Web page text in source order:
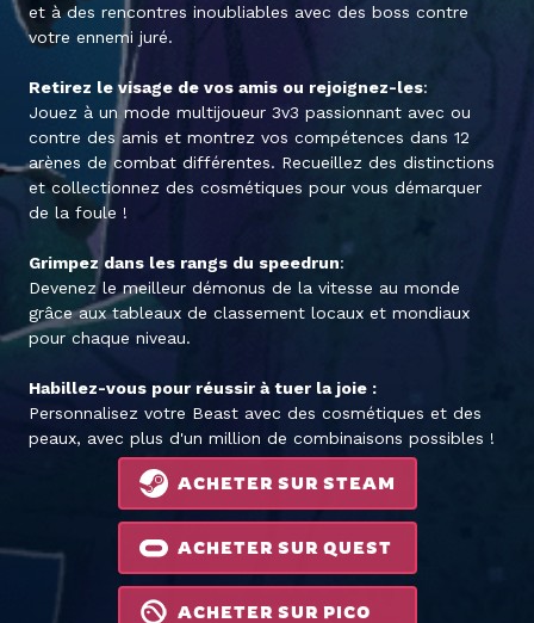
et à des rencontres inoubliables avec des boss contre
votre ennemi juré.
Retirez le visage de vos amis ou rejoignez-les:
Jouez à un mode multijoueur 3v3 passionnant avec ou
contre des amis et montrez vos compétences dans 12
arènes de combat différentes. Recueillez des distinctions
et collectionnez des cosmétiques pour vous démarquer
de la foule !
Grimpez dans les rangs du speedrun:
Devenez le meilleur démonus de la vitesse au monde
grâce aux tableaux de classement locaux et mondiaux
pour chaque niveau.
Habillez-vous pour réussir à tuer la joie :
Personnalisez votre Beast avec des cosmétiques et des
peaux, avec plus d'un million de combinaisons possibles !
ACHETER SUR STEAM
ACHETER SUR QUEST
ACHETER SUR PICO